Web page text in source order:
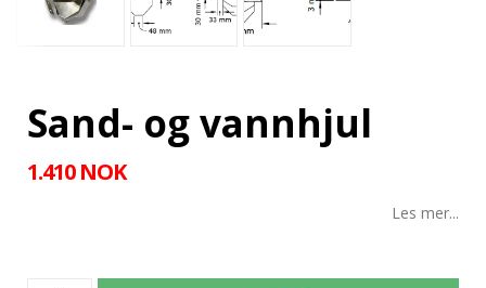
Sand- og vannhjul
1.410 NOK
Les mer...